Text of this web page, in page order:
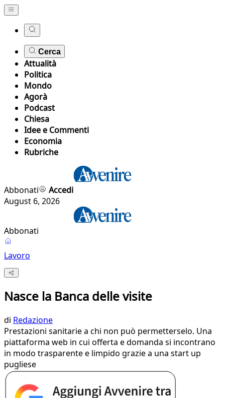
Cerca
Attualità
Politica
Mondo
Agorà
Podcast
Chiesa
Idee e Commenti
Economia
Rubriche
Abbonati
Accedi
August 6, 2026
Abbonati
Lavoro
Nasce la Banca delle visite
di Redazione
Prestazioni sanitarie a chi non può permetterselo. Una
piattaforma web in cui offerta e domanda si incontrano
in modo trasparente e limpido grazie a una start up
pugliese